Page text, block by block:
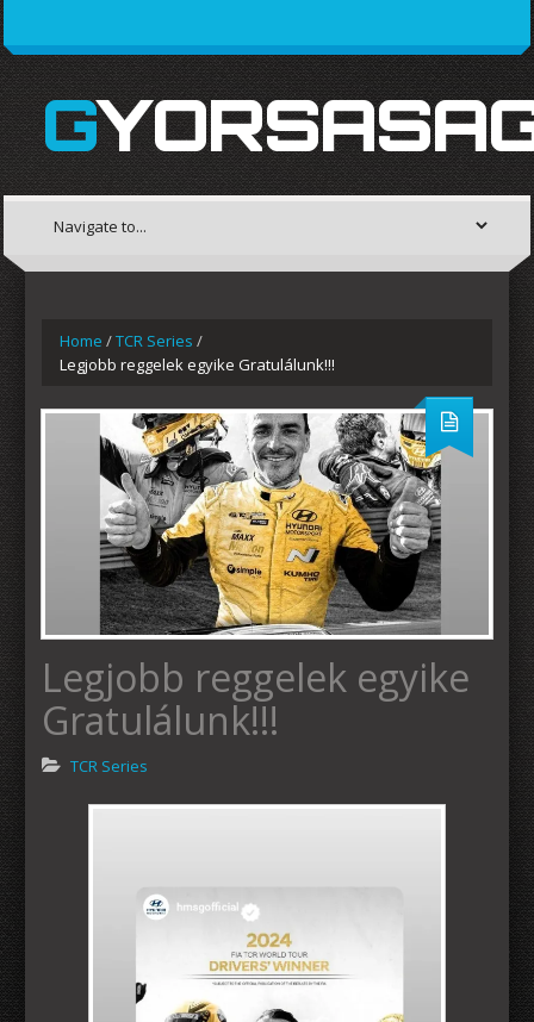
Home /TCR Series /
Legjobb reggelek egyike Gratulálunk!!!
Legjobb reggelek egyike
Gratulálunk!!!
TCR Series